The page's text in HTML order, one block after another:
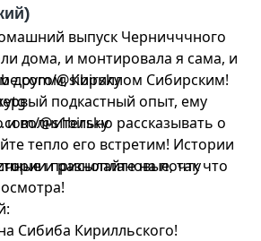
terskovski
присылайте на почту
выпуск Черничччного
дома, и монтировала я сама, и
другом, Кириллом Сибирским!
подкастный опыт, ему
волнительно рассказывать о
тепло его встретим! Истории
и разноплановые, так что
Сибиба Кирилльского!
@sibirsky
@s1birsky
присылайте на почту